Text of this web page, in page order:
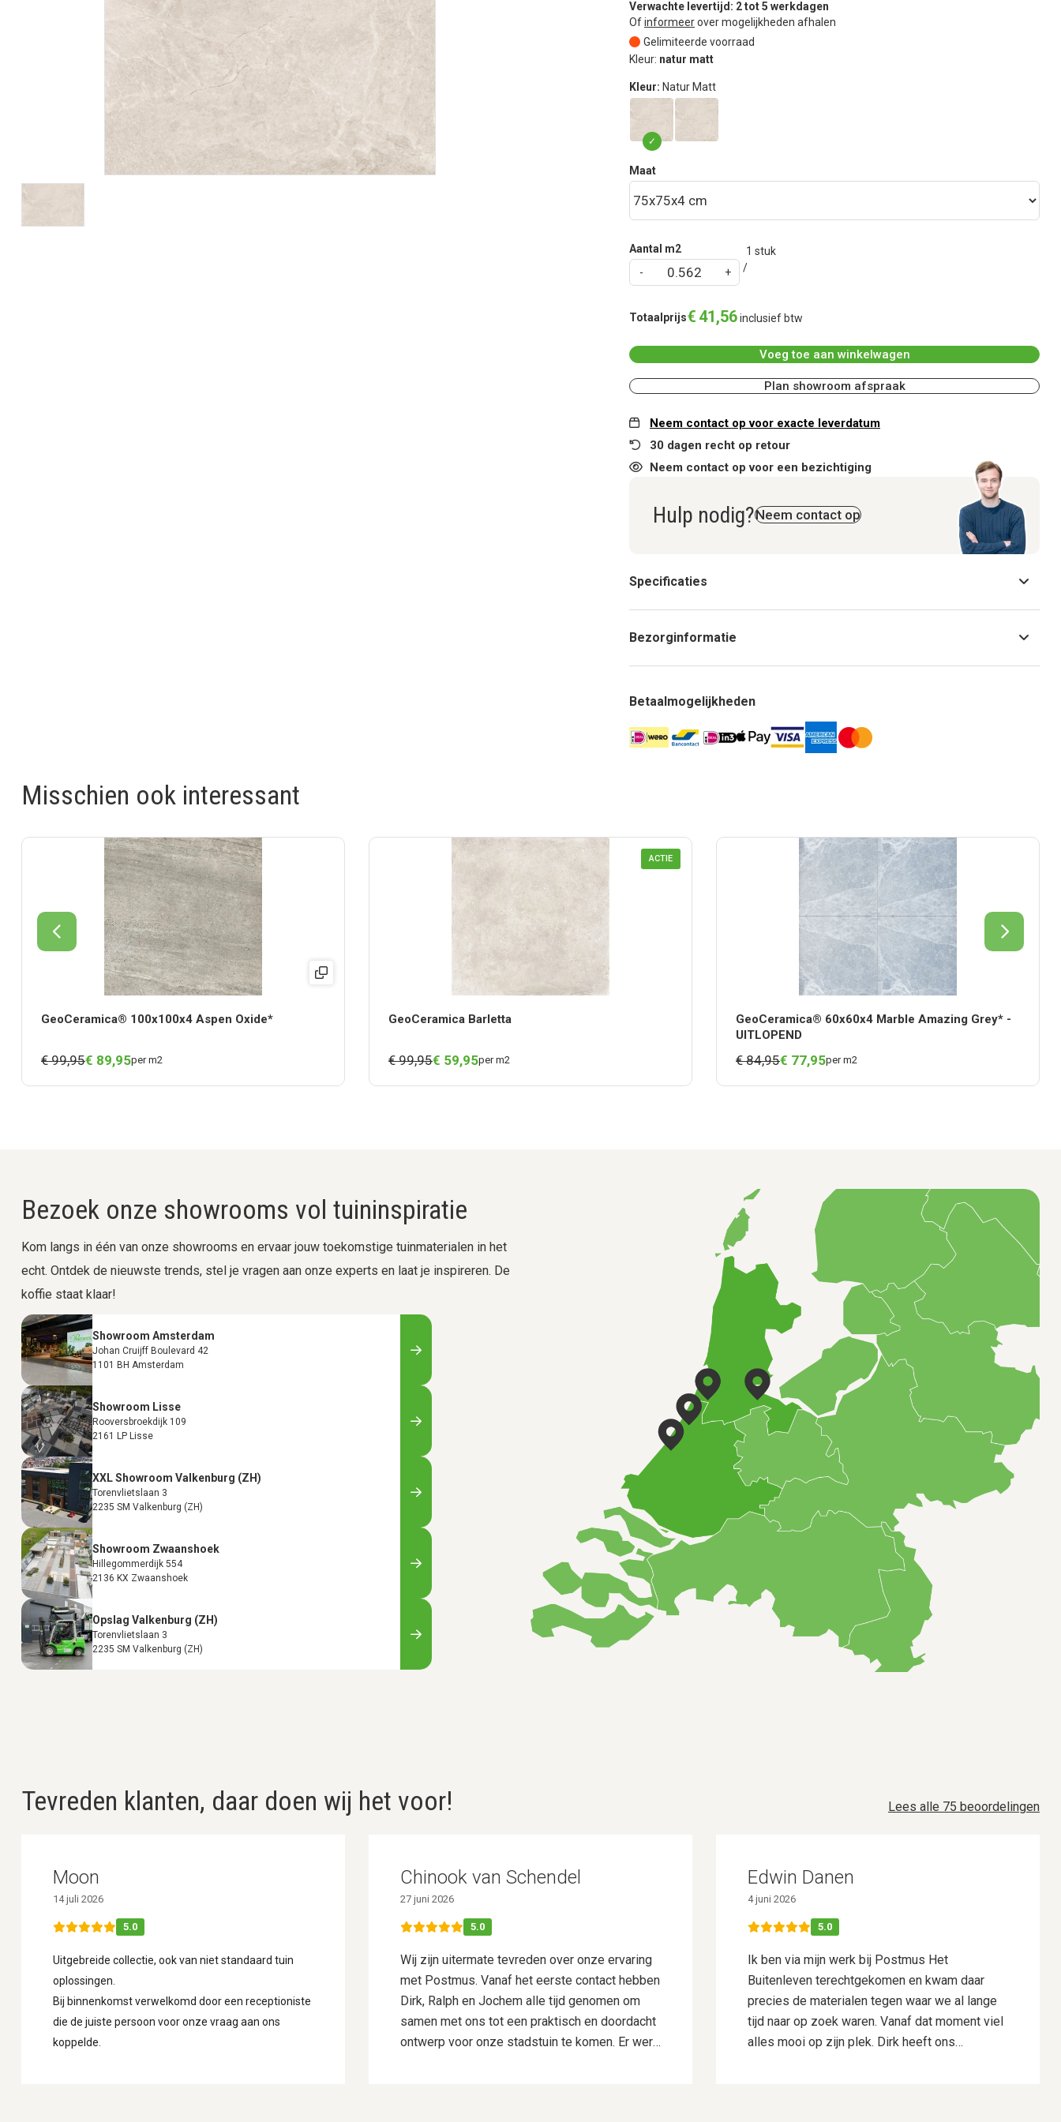
Verwachte levertijd: 2 tot 5 werkdagen
Ofinformeerover mogelijkheden afhalen
Gelimiteerde voorraad
Kleur: natur matt
Kleur: Natur Matt
Maat
Aantal m2 1 stuk
Totaalprijs€ 41,56inclusief btw
Voeg toe aan winkelwagen
Plan showroom afspraak
Neem contact op voor exacte leverdatum
30 dagen recht op retour
Neem contact op voor een bezichtiging
Hulp nodig?Neem contact op
Specificaties
Bezorginformatie
Betaalmogelijkheden
Misschien ook interessant
GeoCeramica® 100x100x4 Aspen Oxide*
€ 99,95€ 89,95per m2
ACTIE
GeoCeramica Barletta
€ 99,95€ 59,95per m2
GeoCeramica® 60x60x4 Marble Amazing Grey* -
UITLOPEND
€ 84,95€ 77,95per m2
Bezoek onze showrooms vol tuininspiratie
Kom langs in één van onze showrooms en ervaar jouw toekomstige tuinmaterialen in het
echt. Ontdek de nieuwste trends, stel je vragen aan onze experts en laat je inspireren. De
koffie staat klaar!
Showroom Amsterdam
Johan Cruijff Boulevard 42
1101 BH Amsterdam
Showroom Lisse
Rooversbroekdijk 109
2161 LP Lisse
XXL Showroom Valkenburg (ZH)
Torenvlietslaan 3
2235 SM Valkenburg (ZH)
Showroom Zwaanshoek
Hillegommerdijk 554
2136 KX Zwaanshoek
Opslag Valkenburg (ZH)
Torenvlietslaan 3
2235 SM Valkenburg (ZH)
Tevreden klanten, daar doen wij het voor! Lees alle 75 beoordelingen
Moon
14 juli 2026
5.0
Uitgebreide collectie, ook van niet standaard tuin
oplossingen.
Bij binnenkomst verwelkomd door een receptioniste
die de juiste persoon voor onze vraag aan ons
koppelde.
Chinook van Schendel
27 juni 2026
5.0
Wij zijn uitermate tevreden over onze ervaring
met Postmus. Vanaf het eerste contact hebben
Dirk, Ralph en Jochem alle tijd genomen om
samen met ons tot een praktisch en doordacht
ontwerp voor onze stadstuin te komen. Er werd
Edwin Danen
4 juni 2026
5.0
Ik ben via mijn werk bij Postmus Het
Buitenleven terechtgekomen en kwam daar
precies de materialen tegen waar we al lange
tijd naar op zoek waren. Vanaf dat moment viel
alles mooi op zijn plek. Dirk heeft ons